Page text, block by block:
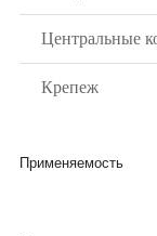
Центральные
Крепеж
Применяемость